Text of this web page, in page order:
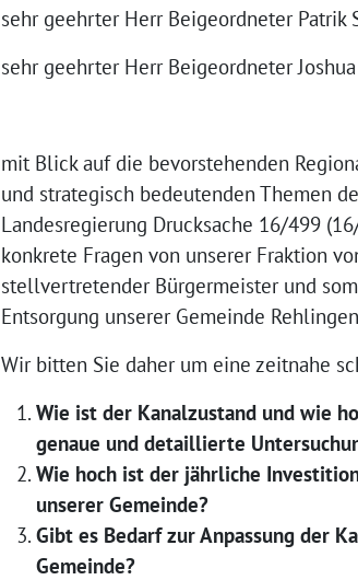
sehr geehrter Herr Beigeordneter Patrik
sehr geehrter Herr Beigeordneter
mit Blick auf die bevorstehenden
und strategisch bedeutenden Themen
Landesregierung Drucksache 16/499
konkrete Fragen von unserer Fraktion
stellvertretender Bürgermeister und
Entsorgung unserer Gemeinde
Wir bitten Sie daher um eine zeitnahe
Wie ist der Kanalzustand und wie
genaue und detaillierte
Wie hoch ist der jährliche
unserer Gemeinde?
Gibt es Bedarf zur Anpassung der
Gemeinde?